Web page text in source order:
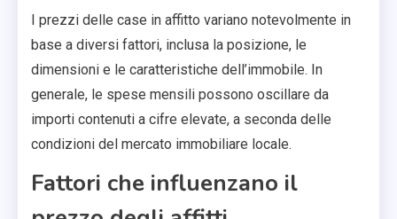
I prezzi delle case in affitto variano notevolmente in
base a diversi fattori, inclusa la posizione, le
dimensioni e le caratteristiche dell’immobile. In
generale, le spese mensili possono oscillare da
importi contenuti a cifre elevate, a seconda delle
condizioni del mercato immobiliare locale.
Fattori che influenzano il